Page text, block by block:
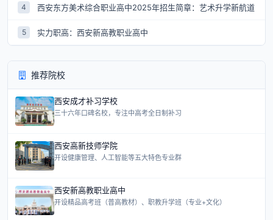
4 西安东方美术综合职业高中2025年招生简章：艺术升学新航道
5 实力职高：西安新高教职业高中
推荐院校
西安成才补习学校
三十六年口碑名校，专注中高考全日制补习
西安高新技师学院
开设健康管理、人工智能等五大特色专业群
西安新高教职业高中
开设精品高考班（普高教材）、职教升学班（专业+文化）